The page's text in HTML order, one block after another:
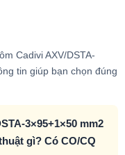
Cadivi AXV/DSTA-
tin giúp bạn chọn đúng
3×95+1×50 mm2
gì? Có CO/CQ